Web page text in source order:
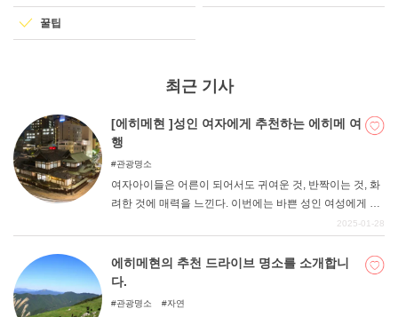
꿀팁
최근 기사
[에히메현 ]성인 여자에게 추천하는 에히메 여
행
관광명소
여자아이들은 어른이 되어서도 귀여운 것, 반짝이는 것, 화
려한 것에 매력을 느낀다. 이번에는 바쁜 성인 여성에게 추
천하는 에히메 여행을 소개합니다. 이 글을 참고해 일상의
2025-01-28
에히메현의 추천 드라이브 명소를 소개합니
다.
관광명소 자연